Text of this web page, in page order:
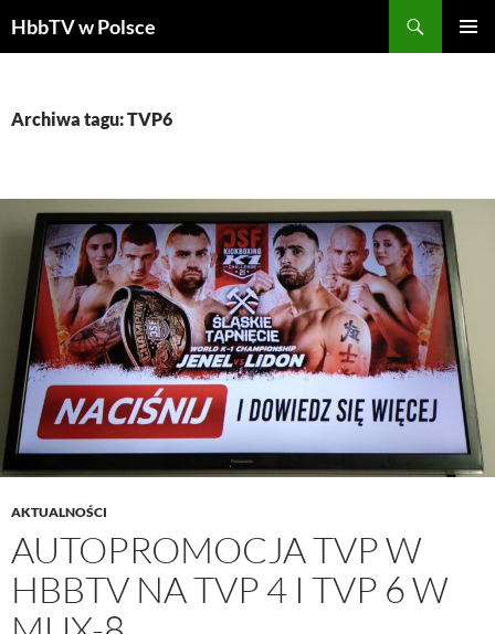
HbbTV w Polsce
Archiwa tagu: TVP6
AKTUALNOŚCI
AUTOPROMOCJA TVP W
HBBTV NA TVP 4 I TVP 6 W